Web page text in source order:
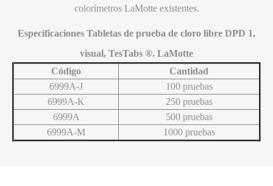
colorímetros LaMotte existentes.
Especificaciones Tabletas de prueba de cloro libre DPD 1,
visual, TesTabs ®. LaMotte
Código
Cantidad
6999A-J
100 pruebas
6999A-K
250 pruebas
6999A
500 pruebas
6999A-M
1000 pruebas